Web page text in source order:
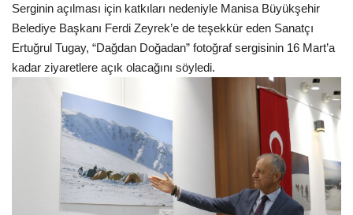
Serginin açılması için katkıları nedeniyle Manisa Büyükşehir
Belediye Başkanı Ferdi Zeyrek’e de teşekkür eden Sanatçı
Ertuğrul Tugay, “Dağdan Doğadan” fotoğraf sergisinin 16 Mart’a
kadar ziyaretlere açık olacağını söyledi.